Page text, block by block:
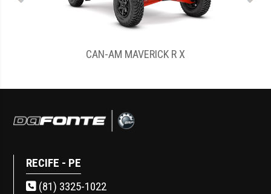
CAN-AM MAVERICK R X
RECIFE - PE
(81) 3325-1022